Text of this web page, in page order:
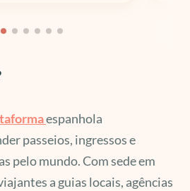
espanhola
passeios, ingressos e
pelo mundo. Com sede em
a guias locais, agências